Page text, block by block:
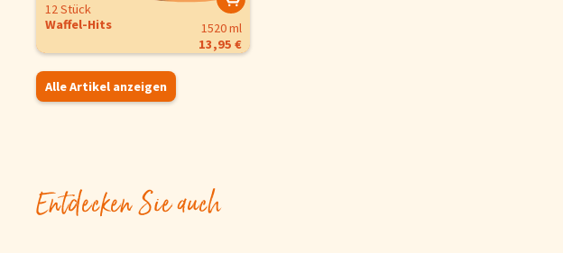
12 Stück
Waffel-Hits
1520 ml
13,95 €
Alle Artikel anzeigen
Entdecken Sie auch